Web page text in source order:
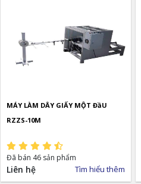
MÁY LÀM DÂY GIẤY MỘT ĐầU
RZZS-10M
Đã bán 46 sản phẩm
Liên hệ Tìm hiểu thêm